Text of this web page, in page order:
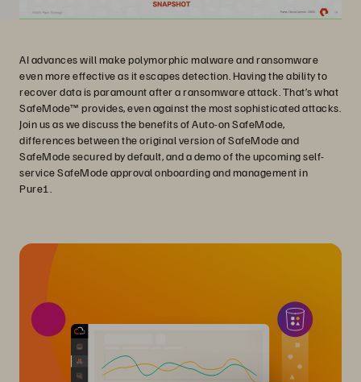
AI advances will make polymorphic malware and ransomware
even more effective as it escapes detection. Having the ability to
recover data is paramount after a ransomware attack. That’s what
SafeMode™ provides, even against the most sophisticated attacks.
Join us as we discuss the benefits of Auto-on SafeMode,
differences between the original version of SafeMode and
SafeMode secured by default, and a demo of the upcoming self-
service SafeMode approval onboarding and management in
Pure1.